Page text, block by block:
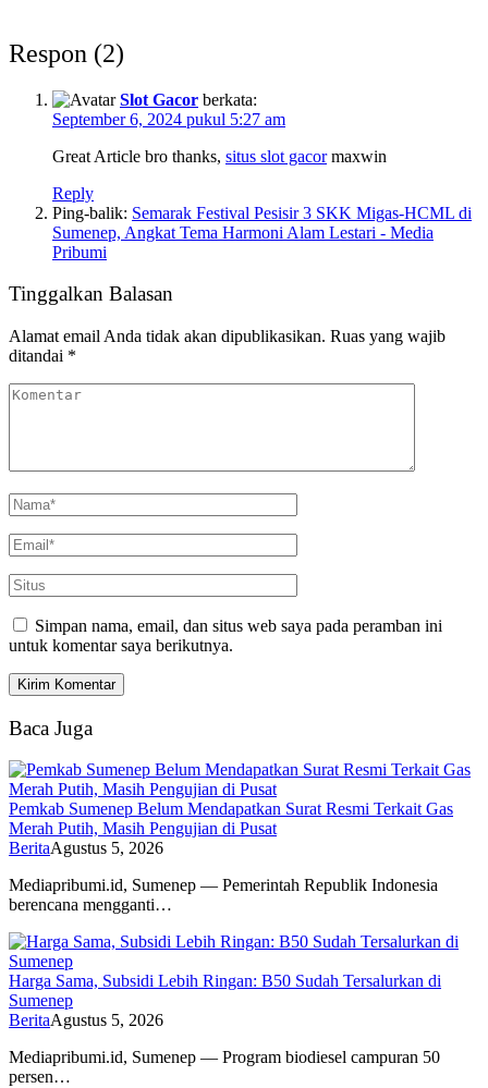
Respon (2)
Slot Gacor berkata:
September 6, 2024 pukul 5:27 am
Great Article bro thanks, situs slot gacormaxwin
Reply
Ping-balik: Semarak Festival Pesisir 3 SKK Migas-HCML di
Sumenep, Angkat Tema Harmoni Alam Lestari - Media
Pribumi
Tinggalkan Balasan
Alamat email Anda tidak akan dipublikasikan. Ruas yang wajib
ditandai *
Simpan nama, email, dan situs web saya pada peramban ini
untuk komentar saya berikutnya.
Baca Juga
Pemkab Sumenep Belum Mendapatkan Surat Resmi Terkait Gas
Merah Putih, Masih Pengujian di Pusat
BeritaAgustus 5, 2026
Mediapribumi.id, Sumenep — Pemerintah Republik Indonesia
berencana mengganti…
Harga Sama, Subsidi Lebih Ringan: B50 Sudah Tersalurkan di
Sumenep
BeritaAgustus 5, 2026
Mediapribumi.id, Sumenep — Program biodiesel campuran 50
persen…